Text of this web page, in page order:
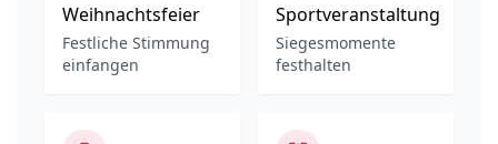
Weihnachtsfeier
Festliche Stimmung
einfangen
Sportveranstaltung
Siegesmomente
festhalten